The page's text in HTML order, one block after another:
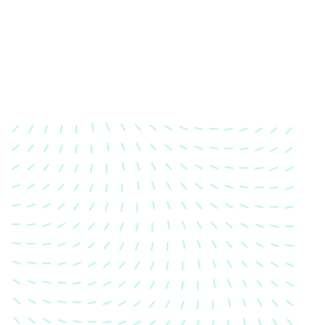
Karosserievermessung
Unsere exakte Karosserievermessung stellt sicher,
dass Ihre Fahrzeugkarosserie nach einem Unfall
wieder in ihren ursprünglichen Zustand gebracht
wird.